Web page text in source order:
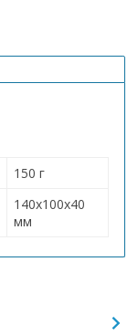
150 г
140х100х40
мм